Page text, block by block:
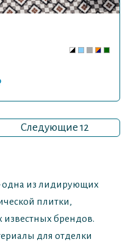
Следующие 12
одна из лидирующих
плитки,
известных брендов.
для отделки